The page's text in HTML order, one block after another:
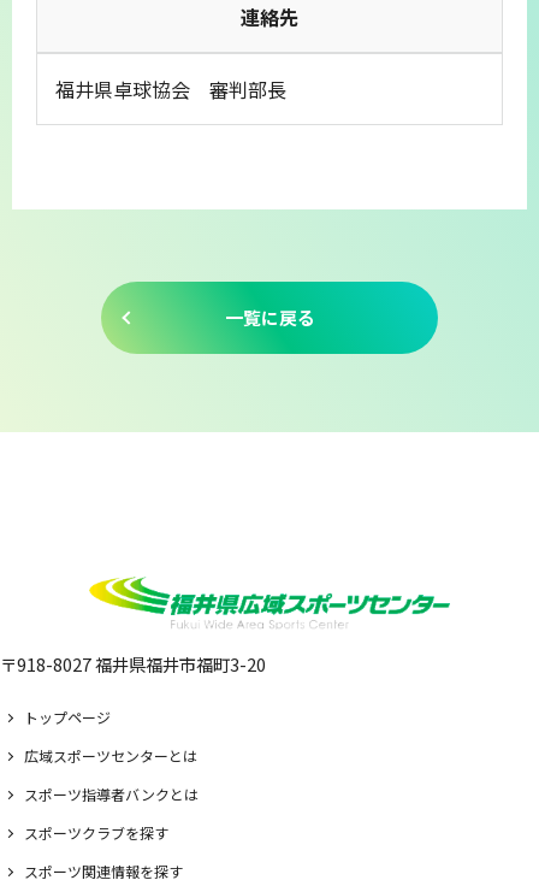
連絡先
福井県卓球協会 審判部長
一覧に戻る
〒918-8027 福井県福井市福町3-20
トップページ
広域スポーツセンターとは
スポーツ指導者バンクとは
スポーツクラブを探す
スポーツ関連情報を探す